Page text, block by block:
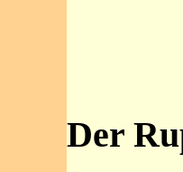
Der